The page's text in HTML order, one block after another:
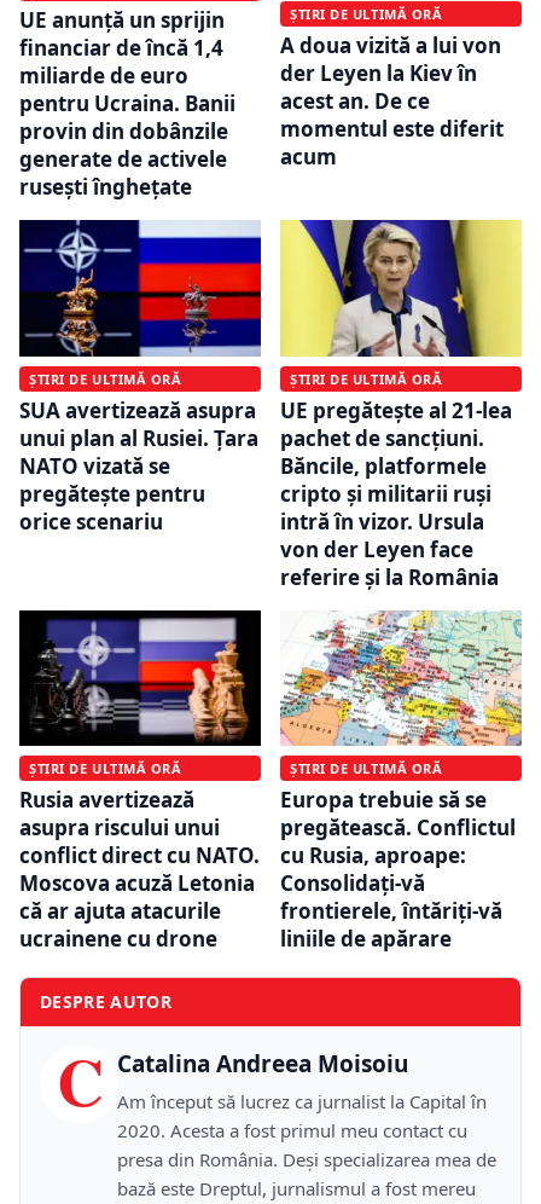
UE anunță un sprijin
financiar de încă 1,4
miliarde de euro
pentru Ucraina. Banii
provin din dobânzile
generate de activele
rusești înghețate
ȘTIRI DE ULTIMĂ ORĂ
A doua vizită a lui von
der Leyen la Kiev în
acest an. De ce
momentul este diferit
acum
ȘTIRI DE ULTIMĂ ORĂ
SUA avertizează asupra
unui plan al Rusiei. Țara
NATO vizată se
pregătește pentru
orice scenariu
ȘTIRI DE ULTIMĂ ORĂ
UE pregătește al 21-lea
pachet de sancțiuni.
Băncile, platformele
cripto și militarii ruși
intră în vizor. Ursula
von der Leyen face
referire și la România
ȘTIRI DE ULTIMĂ ORĂ
Rusia avertizează
asupra riscului unui
conflict direct cu NATO.
Moscova acuză Letonia
că ar ajuta atacurile
ucrainene cu drone
ȘTIRI DE ULTIMĂ ORĂ
Europa trebuie să se
pregătească. Conflictul
cu Rusia, aproape:
Consolidați-vă
frontierele, întăriți-vă
liniile de apărare
DESPRE AUTOR
C Catalina Andreea Moisoiu
Am început să lucrez ca jurnalist la Capital în
2020. Acesta a fost primul meu contact cu
presa din România. Deși specializarea mea de
bază este Dreptul, jurnalismul a fost mereu